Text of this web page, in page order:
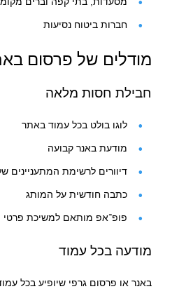
חברות ביטוח נסיעות
מודלים של פרסום
חבילת חסות מלאה
לוגו בולט בכל עמוד באתר
מודעת באנר קבועה
דיוורים לרשימת המתעניינים
כתבה חודשית על המותג
פופ־אפ מותאם למשיכת פרטי
מודעה בכל עמוד
באנר או פרסום גרפי שיופיע בכל